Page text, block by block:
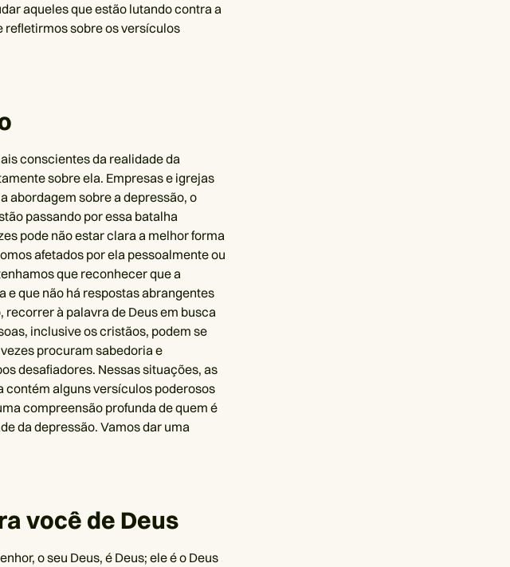
aqueles que estão lutando contra a
refletirmos sobre os versículos
conscientes da realidade da
sobre ela. Empresas e igrejas
abordagem sobre a depressão, o
passando por essa batalha
pode não estar clara a melhor forma
afetados por ela pessoalmente ou
que reconhecer que a
e que não há respostas abrangentes
recorrer à palavra de Deus em busca
inclusive os cristãos, podem se
procuram sabedoria e
desafiadores. Nessas situações, as
contém alguns versículos poderosos
compreensão profunda de quem é
da depressão. Vamos dar uma
você de Deus
o seu Deus, é Deus; ele é o Deus